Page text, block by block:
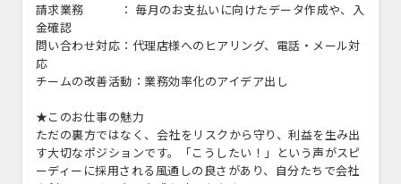
請求業務 ： 毎月のお支払いに向けたデータ作成や、入
金確認
問い合わせ対応：代理店様へのヒアリング、電話・メール対
応
チームの改善活動：業務効率化のアイデア出し
★このお仕事の魅力
ただの裏方ではなく、会社をリスクから守り、利益を生み出
す大切なポジションです。「こうしたい！」という声がスピ
ーディーに採用される風通しの良さがあり、自分たちで会社